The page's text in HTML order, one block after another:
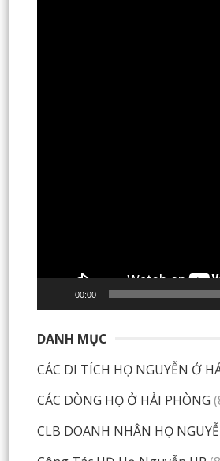
00:00
DANH MỤC
CÁC DI TÍCH HỌ NGUYỄN Ở
CÁC DÒNG HỌ Ở HẢI PHÒNG
CLB DOANH NHÂN HỌ